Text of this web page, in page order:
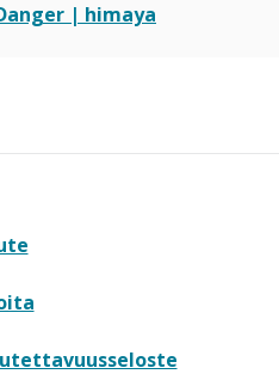
| himaya